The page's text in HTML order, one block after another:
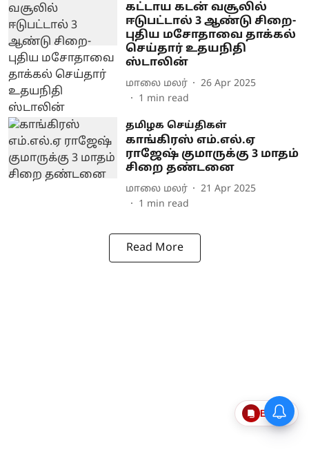
கட்டாய கடன் வசூலில்
ஈடுபட்டால் 3 ஆண்டு சிறை-
புதிய மசோதாவை தாக்கல்
செய்தார் உதயநிதி
ஸ்டாலின்
மாலை மலர்
26 Apr 2025
1 min read
தமிழக செய்திகள்
காங்கிரஸ் எம்.எல்.ஏ
ராஜேஷ் குமாருக்கு 3 மாதம்
சிறை தண்டனை
மாலை மலர்
21 Apr 2025
1 min read
Read More
Epaper